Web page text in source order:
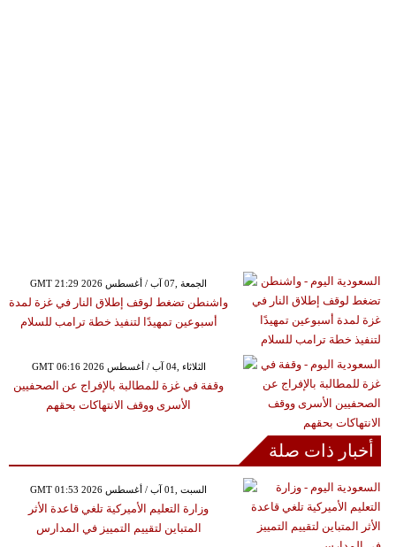
GMT 21:29 2026 الجمعة ,07 آب / أغسطس
واشنطن تضغط لوقف إطلاق النار في غزة لمدة
أسبوعين تمهيدًا لتنفيذ خطة ترامب للسلام
GMT 06:16 2026 الثلاثاء ,04 آب / أغسطس
وقفة في غزة للمطالبة بالإفراج عن الصحفيين
الأسرى ووقف الانتهاكات بحقهم
أخبار ذات صلة
GMT 01:53 2026 السبت ,01 آب / أغسطس
وزارة التعليم الأميركية تلغي قاعدة الأثر
المتباين لتقييم التمييز في المدارس